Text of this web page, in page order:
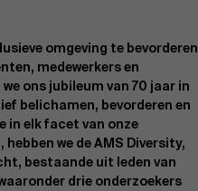
omgeving te bevorderen
medewerkers en
ons jubileum van 70 jaar in
belichamen, bevorderen en
in elk facet van onze
we de AMS Diversity,
bestaande uit leden van
drie onderzoekers